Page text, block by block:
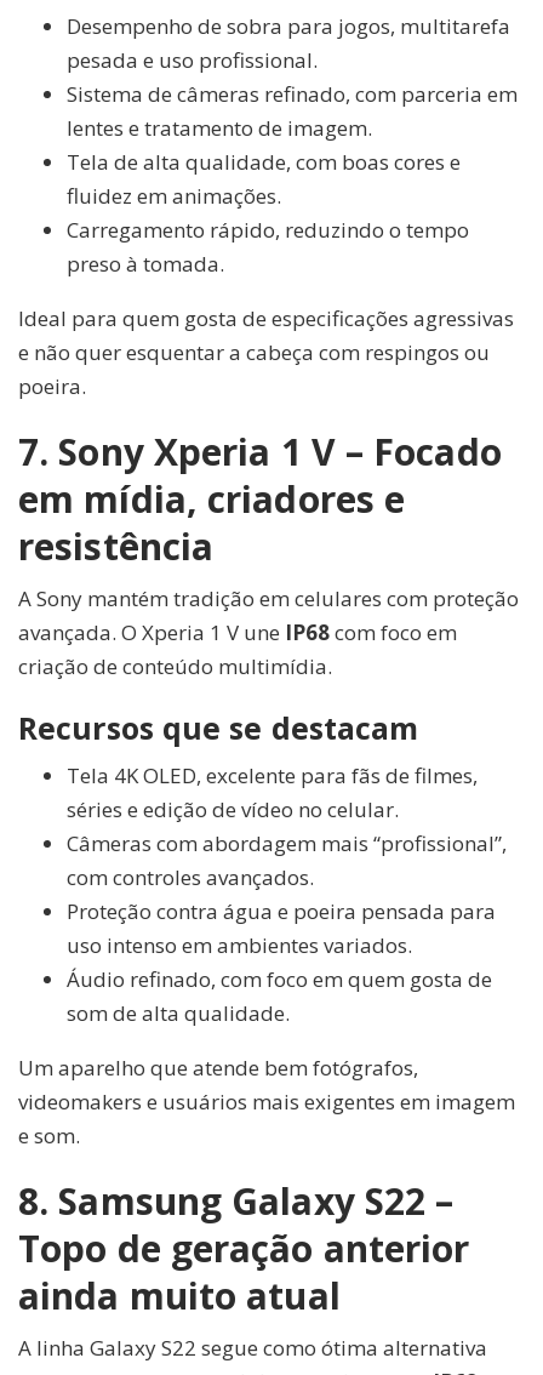
Desempenho de sobra para jogos, multitarefa
pesada e uso profissional.
Sistema de câmeras refinado, com parceria em
lentes e tratamento de imagem.
Tela de alta qualidade, com boas cores e
fluidez em animações.
Carregamento rápido, reduzindo o tempo
preso à tomada.
Ideal para quem gosta de especificações agressivas
e não quer esquentar a cabeça com respingos ou
poeira.
7. Sony Xperia 1 V – Focado
em mídia, criadores e
resistência
A Sony mantém tradição em celulares com proteção
avançada. O Xperia 1 V une IP68com foco em
criação de conteúdo multimídia.
Recursos que se destacam
Tela 4K OLED, excelente para fãs de filmes,
séries e edição de vídeo no celular.
Câmeras com abordagem mais “profissional”,
com controles avançados.
Proteção contra água e poeira pensada para
uso intenso em ambientes variados.
Áudio refinado, com foco em quem gosta de
som de alta qualidade.
Um aparelho que atende bem fotógrafos,
videomakers e usuários mais exigentes em imagem
e som.
8. Samsung Galaxy S22 –
Topo de geração anterior
ainda muito atual
A linha Galaxy S22 segue como ótima alternativa